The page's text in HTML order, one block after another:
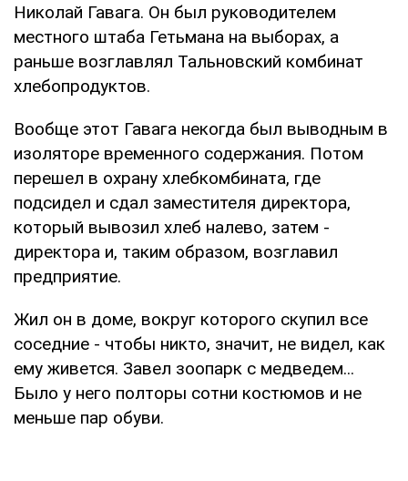
Николай Гавага. Он был руководителем
местного штаба Гетьмана на выборах, а
раньше возглавлял Тальновский комбинат
хлебопродуктов.
Вообще этот Гавага некогда был выводным в
изоляторе временного содержания. Потом
перешел в охрану хлебкомбината, где
подсидел и сдал заместителя директора,
который вывозил хлеб налево, затем -
директора и, таким образом, возглавил
предприятие.
Жил он в доме, вокруг которого скупил все
соседние - чтобы никто, значит, не видел, как
ему живется. Завел зоопарк с медведем...
Было у него полторы сотни костюмов и не
меньше пар обуви.